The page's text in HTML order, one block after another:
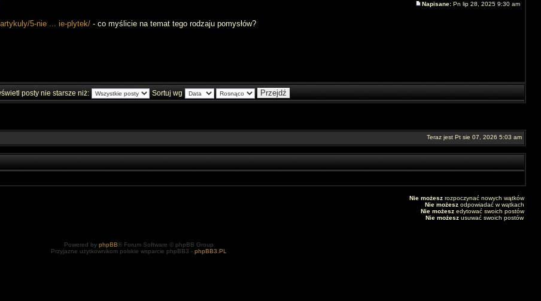
Napisane: Pn lip 28, 2025 9:30 am
5-nie ... ie-plytek/ - co myślicie na temat tego rodzaju pomysłów?
posty nie starsze niż: Sortuj wg
Teraz jest Pt sie 07, 2026 5:03 am
Nie możesz rozpoczynać nowych wątków
Nie możesz odpowiadać w wątkach
Nie możesz edytować swoich postów
Nie możesz usuwać swoich postów
Powered by phpBB® Forum Software © phpBB Group
Przyjazne użytkownikom polskie wsparcie phpBB3 - phpBB3.PL